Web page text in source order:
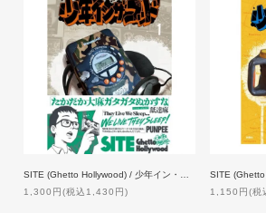
1,300円(税込1,430円)
1,150円(税